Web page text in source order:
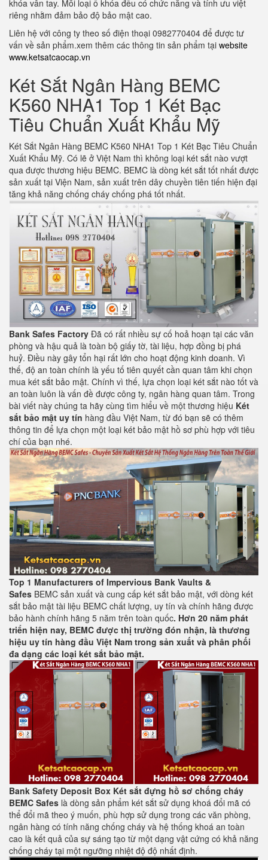
khóa vân tay. Mỗi loại ổ khóa đều có chức năng và tính ưu việt
riêng nhằm đảm bảo độ bảo mật cao.
Liên hệ với công ty theo số điện thoại 0982770404 để được tư
vấn về sản phẩm.xem thêm các thông tin sản phẩm tại website
www.ketsatcaocap.vn
Két Sắt Ngân Hàng BEMC
K560 NHA1 Top 1 Két Bạc
Tiêu Chuẩn Xuất Khẩu Mỹ
Két Sắt Ngân Hàng BEMC K560 NHA1 Top 1 Két Bạc Tiêu Chuẩn
Xuất Khẩu Mỹ. Có lẽ ở Việt Nam thì không loại két sắt nào vượt
qua được thương hiệu BEMC. BEMC là dòng két sắt tốt nhất được
sản xuất tại Viện Nam, sản xuất trên dây chuyền tiên tiến hiện đại
tăng khả năng chống cháy chống phá tốt nhất.
Bank Safes Factory Đã có rất nhiều sự cố hoả hoạn tại các văn
phòng và hậu quả là toàn bộ giấy tờ, tài liệu, hợp đồng bị phá
huỷ. Điều này gây tổn hại rất lớn cho hoạt động kinh doanh. Vì
thế, độ an toàn chính là yếu tố tiên quyết cần quan tâm khi chọn
mua két sắt bảo mật. Chính vì thế, lựa chọn loại két sắt nào tốt và
an toàn luôn là vấn đề được công ty, ngân hàng quan tâm. Trong
bài viết này chúng ta hãy cùng tìm hiểu về một thương hiệu Két
sắt bảo mật uy tín hàng đầu Việt Nam, từ đó bạn sẽ có thêm
thông tin để lựa chọn một loại két bảo mật hồ sơ phù hợp với tiêu
chí của bạn nhé.
Top 1 Manufacturers of Impervious Bank Vaults &
Safes BEMC sản xuất và cung cấp két sắt bảo mật, với dòng két
sắt bảo mật tài liệu BEMC chất lượng, uy tín và chính hãng được
bảo hành chính hãng 5 năm trên toàn quốc. Hơn 20 năm phát
triển hiện nay, BEMC được thị trường đón nhận, là thương
hiệu uy tín hàng đầu Việt Nam trong sản xuất và phân phối
đa dạng các loại két sắt bảo mật.
Bank Safety Deposit Box Két sắt đựng hồ sơ chống cháy
BEMC Safes là dòng sản phẩm két sắt sử dụng khoá đổi mã có
thể đổi mã theo ý muốn, phù hợp sử dụng trong các văn phòng,
ngân hàng có tính năng chống cháy và hệ thống khoá an toàn
cao là kết quả của sự sáng tạo từ một dạng vật cứng có khả năng
chống cháy tại một ngưỡng nhiệt độ độ nhất định.